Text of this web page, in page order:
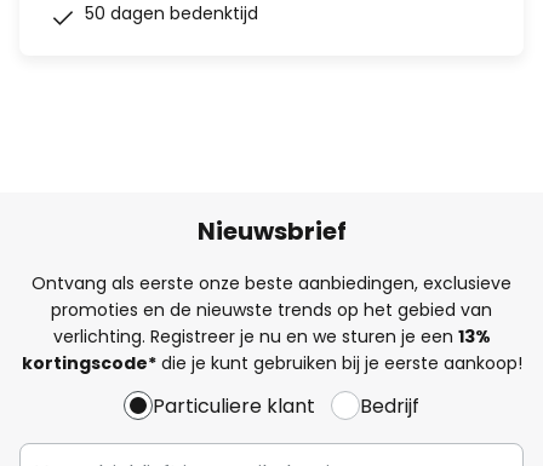
50 dagen bedenktijd
Nieuwsbrief
Ontvang als eerste onze beste aanbiedingen, exclusieve
promoties en de nieuwste trends op het gebied van
verlichting. Registreer je nu en we sturen je een 13%
kortingscode*die je kunt gebruiken bij je eerste aankoop!
Particuliere klant Bedrijf